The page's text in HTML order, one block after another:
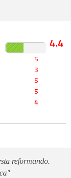
4.4
5
3
5
5
4
reformando.